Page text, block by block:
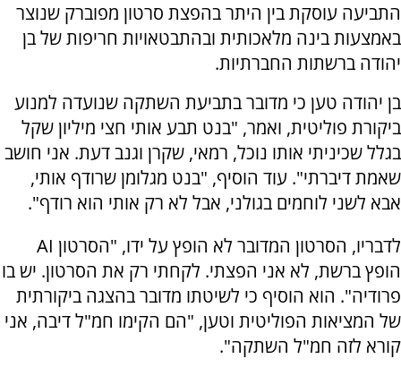
התביעה עוסקת בין היתר בהפצת סרטון מפוברק שנוצר
באמצעות בינה מלאכותית ובהתבטאויות חריפות של בן
יהודה ברשתות החברתיות.
בן יהודה טען כי מדובר בתביעת השתקה שנועדה למנוע
ביקורת פוליטית, ואמר, "בנט תבע אותי חצי מיליון שקל
בגלל שכיניתי אותו נוכל, רמאי, שקרן וגנב דעת. אני חושב
שאמת דיברתי". עוד הוסיף, "בנט מגלומן שרודף אותי,
אבא לשני לוחמים בגולני, אבל לא רק אותי הוא רודף".
לדבריו, הסרטון המדובר לא הופץ על ידו, "הסרטון AI
הופץ ברשת, לא אני הפצתי. לקחתי רק את הסרטון. יש בו
פרודיה". הוא הוסיף כי לשיטתו מדובר בהצגה ביקורתית
של המציאות הפוליטית וטען, "הם הקימו חמ"ל דיבה, אני
קורא לזה חמ"ל השתקה".